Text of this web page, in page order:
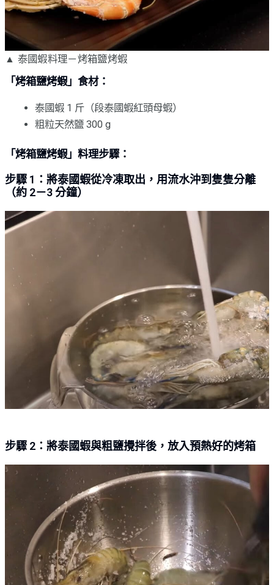
▲ 泰國蝦料理－烤箱鹽烤蝦
「烤箱鹽烤蝦」食材：
泰國蝦 1 斤（段泰國蝦紅頭母蝦）
粗粒天然鹽 300 g
「烤箱鹽烤蝦」料理步驟：
步驟 1：將泰國蝦從冷凍取出，用流水沖到隻隻分離
（約 2－3 分鐘）
步驟 2：將泰國蝦與粗鹽攪拌後，放入預熱好的烤箱